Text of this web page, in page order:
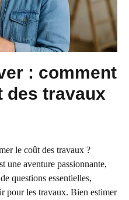
: comment
des travaux
le coût des travaux ?
une aventure passionnante,
questions essentielles,
pour les travaux. Bien estimer